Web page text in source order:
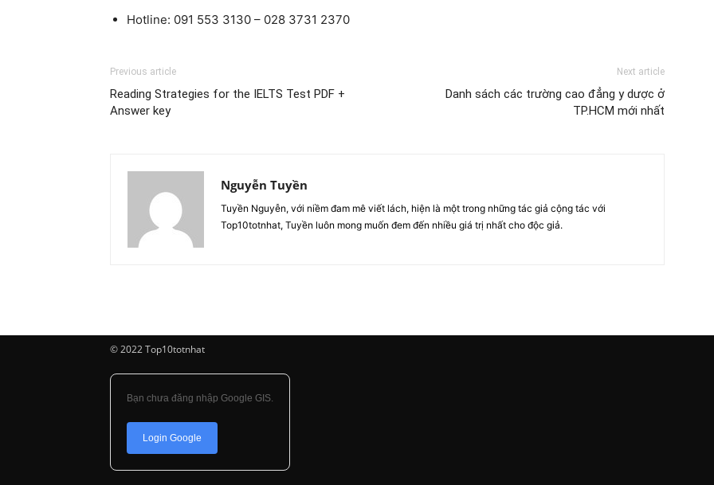
Hotline: 091 553 3130 – 028 3731 2370
Previous article
Reading Strategies for the IELTS Test PDF +
Answer key
Next article
Danh sách các trường cao đẳng y dược ở
TP.HCM mới nhất
Nguyễn Tuyền
Tuyền Nguyễn, với niềm đam mê viết lách, hiện là một trong những tác giả cộng tác với
Top10totnhat, Tuyền luôn mong muốn đem đến nhiều giá trị nhất cho độc giả.
© 2022 Top10totnhat
Bạn chưa đăng nhập Google GIS.
Login Google